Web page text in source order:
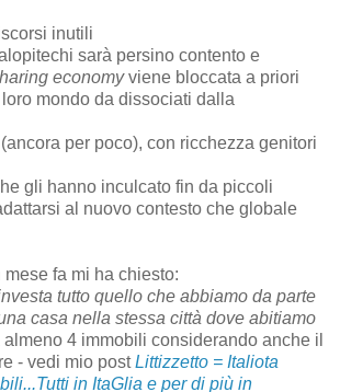
inutili
sarà persino contento e
economyviene bloccata a priori
mondo da dissociati dalla
per poco), con ricchezza genitori
gli hanno inculcato fin da piccoli
al nuovo contesto che globale
fa mi ha chiesto:
tutto quello che abbiamo da parte
casa nella stessa città dove abitiamo
4 immobili considerando anche il
- vedi mio postLittizzetto = Italiota
in ItaGlia e per di più in